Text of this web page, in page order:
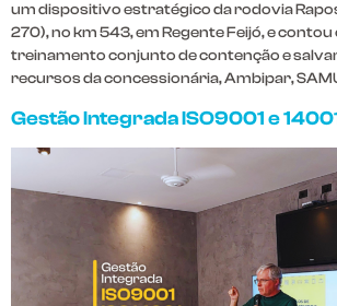
um dispositivo estratégico da rodovia
270), no km 543, em Regente Feijó, e
treinamento conjunto de contenção e
recursos da concessionária, Ambipar,
Gestão Integrada ISO9001 e